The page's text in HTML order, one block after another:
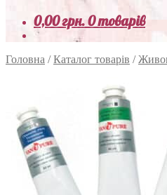
0,00грн.0 товарів
Головна /Каталог товарів /